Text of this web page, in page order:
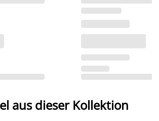
aus dieser Kollektion